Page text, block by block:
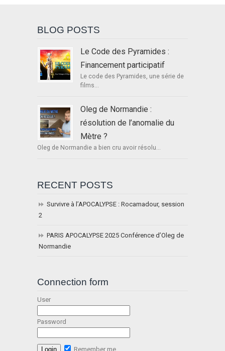
BLOG POSTS
Le Code des Pyramides :
Financement participatif
Le code des Pyramides, une série de
films...
Oleg de Normandie :
résolution de l’anomalie du
Mètre ?
Oleg de Normandie a bien cru avoir résolu...
RECENT POSTS
Survivre à l’APOCALYPSE : Rocamadour, session
2
PARIS APOCALYPSE 2025 Conférence d’Oleg de
Normandie
Connection form
User
Password
Remember me